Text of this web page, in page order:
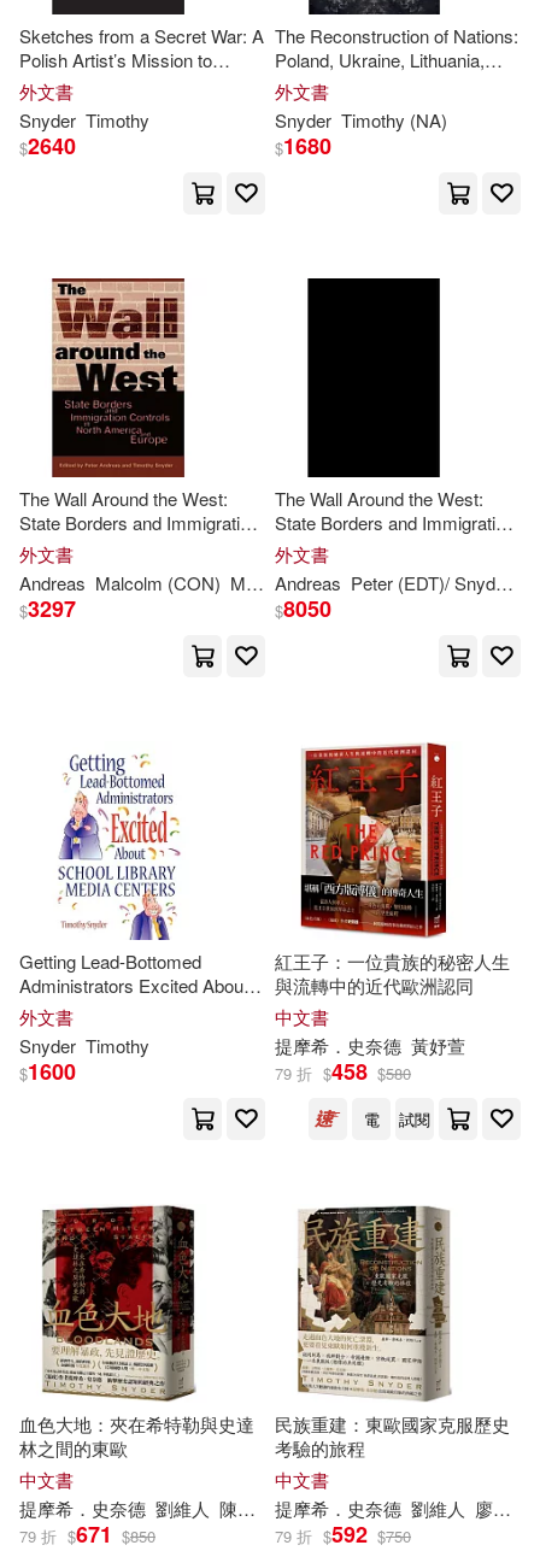
Sketches from a Secret War: A
Polish Artist’s Mission to
Liberate Soviet Ukraine
外文書
Snyder Timothy
$2640
The Reconstruction of Nations:
Poland, Ukraine, Lithuania,
Belarus, 1569-1999
外文書
Snyder Timothy (NA)
$1680
The Wall Around the West:
State Borders and Immigration
Controls in North America and
Europe
外文書
Andreas Malcolm (CON) Maria-elena (CON)/ Anderson Peter
$3297
The Wall Around the West:
State Borders and Immigration
Controls in North America and
Europe
外文書
Andreas Peter (EDT)/Snyder
$8050
Getting Lead-Bottomed
Administrators Excited About
School Library Media Centers
外文書
Snyder Timothy
$1600
紅王子：一位貴族的秘密人生
與流轉中的近代歐洲認同
中文書
提摩希．史奈德 黃妤萱
79 折 $458 $580
電
試閱
血色大地：夾在希特勒與史達
林之間的東歐
中文書
提摩希．史奈德 劉維人 陳榮彬
79 折 $671 $850
民族重建：東歐國家克服歷史
考驗的旅程
中文書
提摩希．史奈德 劉維人 廖珮杏
79 折 $592 $750